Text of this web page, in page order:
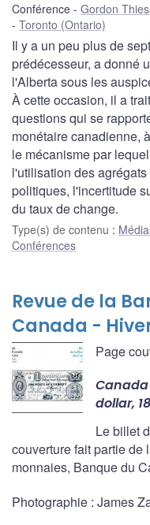
Conférence Gordon
Toronto (Ontario)
Il y a un peu plus de
prédécesseur, a donné
l'Alberta sous les
À cette occasion, il a
questions qui se
monétaire canadienne,
le mécanisme par
l'utilisation des
politiques, l'incertitude
du taux de change.
Type(s) de contenu :
Conférences
Revue de la
Canada -
Page
Canada
dollar,
Le billet
couverture fait partie
monnaies, Banque du
Photographie : James